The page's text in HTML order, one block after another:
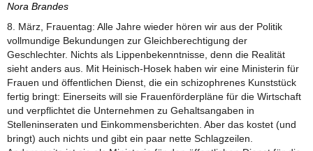
Nora Brandes
8. März, Frauentag: Alle Jahre wieder hören wir aus der Politik
vollmundige Bekundungen zur Gleichberechtigung der
Geschlechter. Nichts als Lippenbekenntnisse, denn die Realität
sieht anders aus. Mit Heinisch-Hosek haben wir eine Ministerin für
Frauen und öffentlichen Dienst, die ein schizophrenes Kunststück
fertig bringt: Einerseits will sie Frauenförderpläne für die Wirtschaft
und verpflichtet die Unternehmen zu Gehaltsangaben in
Stelleninseraten und Einkommensberichten. Aber das kostet (und
bringt) auch nichts und gibt ein paar nette Schlagzeilen.